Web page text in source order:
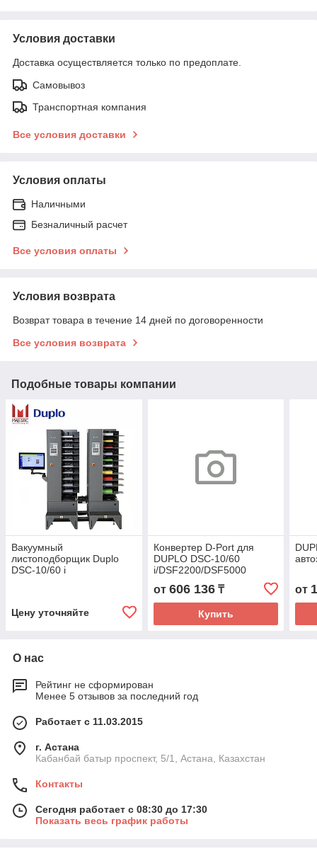
Условия доставки
Доставка осуществляется только по предоплате.
Самовывоз
Транспортная компания
Все условия доставки
Условия оплаты
Наличными
Безналичный расчет
Все условия оплаты
Условия возврата
Возврат товара в течение 14 дней по договоренности
Все условия возврата
Подобные товары компании
Вакуумный
листоподборщик Duplo
DSC-10/60 i
Цену уточняйте
Конвертер D-Port для
DUPLO DSC-10/60
i/DSF2200/DSF5000
от 606 136₸
Купить
от
О нас
Рейтинг не сформирован
Менее 5 отзывов за последний год
Работает с 11.03.2015
г. Астана
Кабанбай батыр проспект, 5/1, Астана, Казахстан
Контакты
Сегодня работает с 08:30 до 17:30
Показать весь график работы